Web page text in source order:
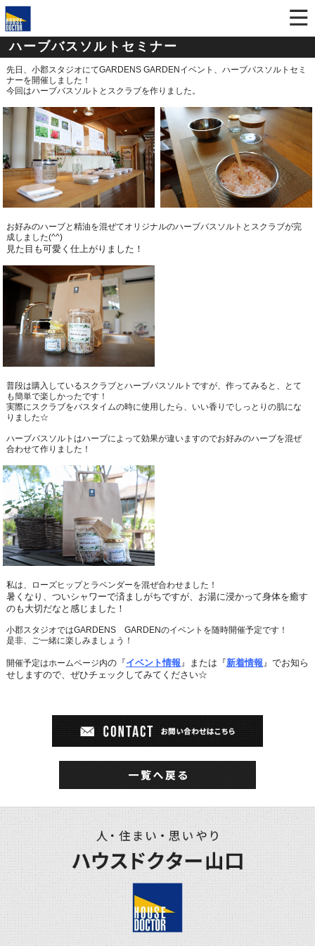
ハーブバスソルトセミナー
先日、小郡スタジオにてGARDENS GARDEN イベント、ハーブバスソルトセミ
ナーを開催しました！
今回はハーブバスソルトとスクラブを作りました。
お好みのハーブと精油を混ぜてオリジナルのハーブバスソルトとスクラブが完
成しました(^^)
見た目も可愛く仕上がりました！
普段は購入しているスクラブとハーブバスソルトですが、 作ってみると、とて
も簡単で楽しかったです！
実際にスクラブをバスタイムの時に使用したら、いい香りでしっとりの肌にな
りました☆
ハーブバスソルトはハーブによって効果が違いますのでお好みのハーブを混ぜ
合わせて作りました！
私は、ローズヒップとラベンダーを混ぜ合わせました！
暑くなり、ついシャワーで済ましがちですが、 お湯に浸かって身体を癒す
のも大切だなと感じました！
小郡スタジオではGARDENS GARDENのイベントを随時開催予定です！
是非、ご一緒に楽しみましょう！
開催予定はホームページ内の『イベント情報 』または『新着情報 』でお知ら
せしますので、ぜひチェックしてみてください☆